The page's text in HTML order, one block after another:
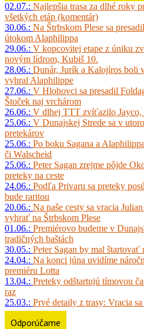
02.07.: Najlepšia trasa za dlhé roky
všetkých etáp (komentár)
30.06.: Na Štrbskom Plese sa
útokom Alaphilippa
29.06.: V kopcovitej etape z úniku
novým lídrom, Kubiš 10.
28.06.: Dunár, Jurík a Kalojíros boli
vyhral Alaphilippe
27.06.: V Hlohovci sa presadil
Štoček naj vrchárom
26.06.: V dlhej TTT zvíťazilo Jayco,
25.06.: V Dunajskej Strede sa v
pretekárov
25.06.: Po boku Sagana a
či Walscheid
25.06.: Peter Sagan zrejme pôjde
preteky na ceste
24.06.: Podľa Privaru sa preteky
bude raritou
20.06.: Na naše cesty sa vracia
vyhrať na Štrbskom Plese
01.06.: Premiérovo budeme v
tradičných baštách
30.05.: Peter Sagan by mal
24.04.: Na konci júna uvidíme
premiéru Lotta
13.04.: Preteky odštartujú tímovou
raz
25.03.: Prvé detaily z trasy: Vracia
Odporúčame